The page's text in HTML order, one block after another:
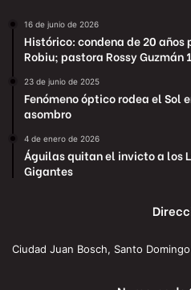
16 de junio de 2026
Histórico: condena de 20 años
Robiu; pastora Rossy Guzmán
23 de junio de 2025
Fenómeno óptico rodea el Sol
asombro
4 de enero de 2026
Águilas quitan el invicto a los
Gigantes
Ciudad Juan Bosch, Santo